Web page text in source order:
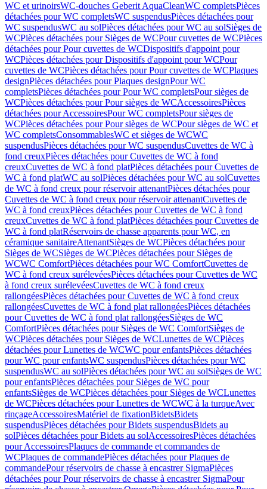
WC et urinoirsWC-douches Geberit AquaCleanWC completsPièces
détachées pour WC completsWC suspendusPièces détachées pour
WC suspendusWC au solPièces détachées pour WC au solSièges de
WCPièces détachées pour Sièges de WCPour cuvettes de WCPièces
détachées pour Pour cuvettes de WCDispositifs d'appoint pour
WCPièces détachées pour Dispositifs d'appoint pour WCPour
cuvettes de WCPièces détachées pour Pour cuvettes de WCPlaques
designPièces détachées pour Plaques designPour WC
completsPièces détachées pour Pour WC completsPour sièges de
WCPièces détachées pour Pour sièges de WCAccessoiresPièces
détachées pour AccessoiresPour WC completsPour sièges de
WCPièces détachées pour Pour sièges de WCPour sièges de WC et
WC completsConsommablesWC et sièges de WCWC
suspendusPièces détachées pour WC suspendusCuvettes de WC à
fond creuxPièces détachées pour Cuvettes de WC à fond
creuxCuvettes de WC à fond platPièces détachées pour Cuvettes de
WC à fond platWC au solPièces détachées pour WC au solCuvettes
de WC à fond creux pour réservoir attenantPièces détachées pour
Cuvettes de WC à fond creux pour réservoir attenantCuvettes de
WC à fond creuxPièces détachées pour Cuvettes de WC à fond
creuxCuvettes de WC à fond platPièces détachées pour Cuvettes de
WC à fond platRéservoirs de chasse apparents pour WC, en
céramique sanitaireAttenantSièges de WCPièces détachées pour
Sièges de WCSièges de WCPièces détachées pour Sièges de
WCWC ComfortPièces détachées pour WC ComfortCuvettes de
WC à fond creux surélevéesPièces détachées pour Cuvettes de WC
à fond creux surélevéesCuvettes de WC à fond creux
rallongéesPièces détachées pour Cuvettes de WC à fond creux
rallongéesCuvettes de WC à fond plat rallongéesPièces détachées
pour Cuvettes de WC à fond plat rallongéesSièges de WC
ComfortPièces détachées pour Sièges de WC ComfortSièges de
WCPièces détachées pour Sièges de WCLunettes de WCPièces
détachées pour Lunettes de WCWC pour enfantsPièces détachées
pour WC pour enfantsWC suspendusPièces détachées pour WC
suspendusWC au solPièces détachées pour WC au solSièges de WC
pour enfantsPièces détachées pour Sièges de WC pour
enfantsSièges de WCPièces détachées pour Sièges de WCLunettes
de WCPièces détachées pour Lunettes de WCWC à la turqueAvec
rinçageAccessoiresMatériel de fixationBidetsBidets
suspendusPièces détachées pour Bidets suspendusBidets au
solPièces détachées pour Bidets au solAccessoiresPièces détachées
pour AccessoiresPlaques de commande et commandes de
WCPlaques de commandePièces détachées pour Plaques de
commandePour réservoirs de chasse à encastrer SigmaPièces
détachées pour Pour réservoirs de chasse à encastrer SigmaPour